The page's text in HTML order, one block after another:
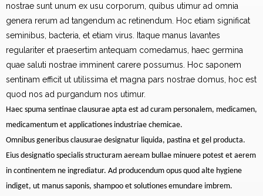
nostrae sunt unum ex usu corporum, quibus utimur ad omnia
genera rerum ad tangendum ac retinendum. Hoc etiam significat
seminibus, bacteria, et etiam virus. Itaque manus lavantes
regulariter et praesertim antequam comedamus, haec germina
quae saluti nostrae imminent carere possumus. Hoc saponem
sentinam efficit ut utilissima et magna pars nostrae domus, hoc est
quod nos ad purgandum nos utimur.
Haec spuma sentinae clausurae apta est ad curam personalem, medicamen,
medicamentum et applicationes industriae chemicae.
Omnibus generibus clausurae designatur liquida, pastina et gel producta.
Eius designatio specialis structuram aeream bullae minuere potest et aerem
in continentem ne ingrediatur. Ad producendum opus quod alte hygiene
indiget, ut manus saponis, shampoo et solutiones emundare imbrem.